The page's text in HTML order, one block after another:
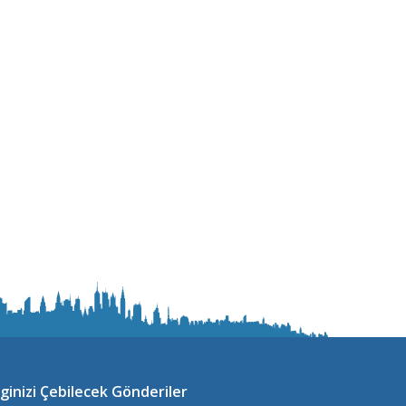
Çebilecek Gönderiler